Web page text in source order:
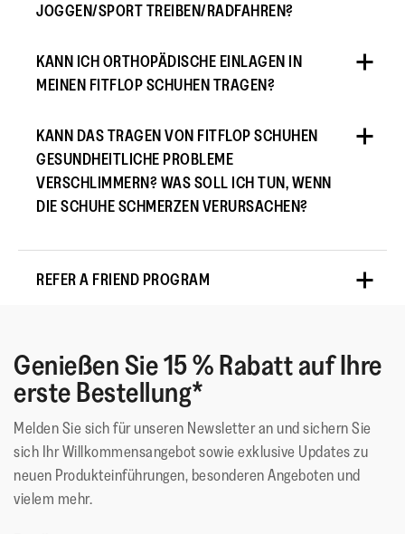
JOGGEN/SPORT TREIBEN/RADFAHREN?
KANN ICH ORTHOPÄDISCHE EINLAGEN IN
MEINEN FITFLOP SCHUHEN TRAGEN?
KANN DAS TRAGEN VON FITFLOP SCHUHEN
GESUNDHEITLICHE PROBLEME
VERSCHLIMMERN? WAS SOLL ICH TUN, WENN
DIE SCHUHE SCHMERZEN VERURSACHEN?
REFER A FRIEND PROGRAM
Genießen Sie 15 % Rabatt auf Ihre
erste Bestellung*
Melden Sie sich für unseren Newsletter an und sichern Sie
sich Ihr Willkommensangebot sowie exklusive Updates zu
neuen Produkteinführungen, besonderen Angeboten und
vielem mehr.